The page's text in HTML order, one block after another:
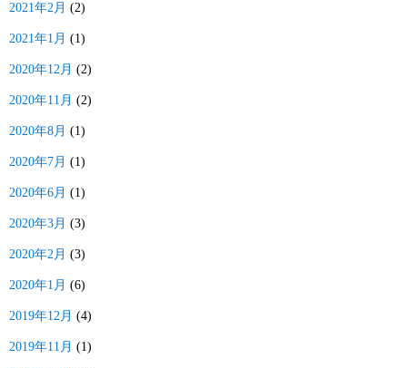
2021年2月 (2)
2021年1月 (1)
2020年12月 (2)
2020年11月 (2)
2020年8月 (1)
2020年7月 (1)
2020年6月 (1)
2020年3月 (3)
2020年2月 (3)
2020年1月 (6)
2019年12月 (4)
2019年11月 (1)